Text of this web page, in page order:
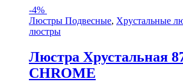
-4%
Люстры Подвесные, Хрустальные
люстры
Люстра Хрустальная
CHROME